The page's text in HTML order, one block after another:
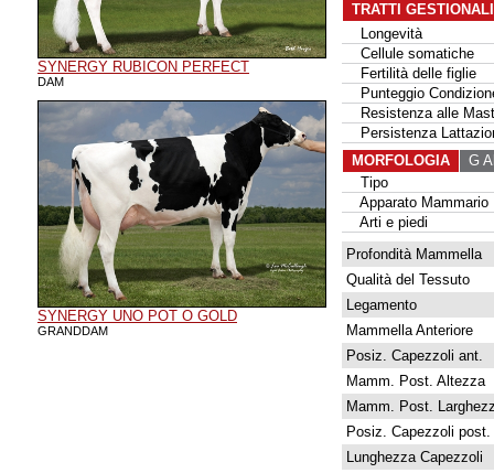
SYNERGY RUBICON PERFECT
DAM
SYNERGY UNO POT O GOLD
GRANDDAM
TRATTI
Longevità
Cellule somatiche
Fertilità delle figlie
Punteggio
Resistenza alle
Persistenza
MORFOLOGIA
G
Tipo
Apparato Mammario
Arti e piedi
Profondità Mammella
Qualità del Tessuto
Legamento
Mammella Anteriore
Posiz. Capezzoli ant.
Mamm. Post. Altezza
Mamm. Post.
Posiz. Capezzoli post.
Lunghezza Capezzoli